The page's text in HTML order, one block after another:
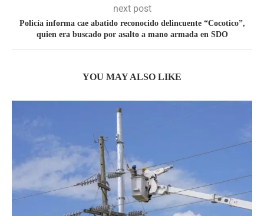
next post
Policía informa cae abatido reconocido delincuente “Cocotico”,
quien era buscado por asalto a mano armada en SDO
YOU MAY ALSO LIKE